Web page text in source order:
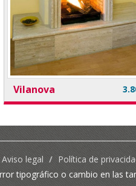
Vilanova
Aviso legal / Política de
tipográfico o cambio en las